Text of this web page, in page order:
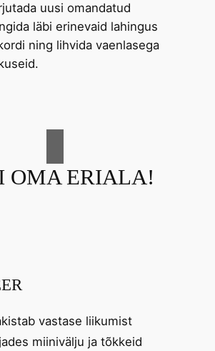
uusi omandatud
läbi erinevaid lahingus
ning lihvida vaenlasega
OMA ERIALA!
vastase liikumist
miinivälju ja tõkkeid